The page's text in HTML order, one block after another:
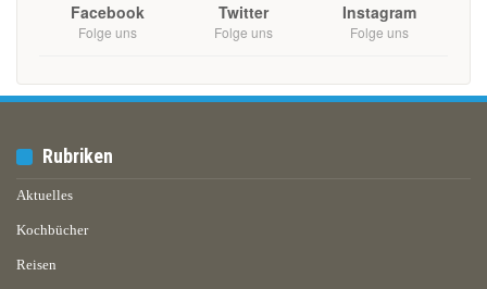
Facebook
Folge uns
Twitter
Folge uns
Instagram
Folge uns
Rubriken
Aktuelles
Kochbücher
Reisen